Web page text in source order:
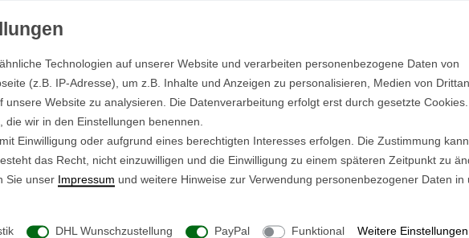
GT-X300 und GT-X400.
hast Du einen erhöten
viele Stöße und lässt den
lässtige Vibrationen.
Außendurchmesser mit Reifen: 29,3cm
Außendurchmesser Felge: 27,1cm
Durchmesser Achsaufnahme: 12mm
Technologien auf unserer Website und verarbeiten personenbezogene Daten von
(z.B. IP-Adresse), um z.B. Inhalte und Anzeigen zu personalisieren, Medien von
unsere Website zu analysieren. Die Datenverarbeitung erfolgt erst durch gesetzte
wir in den Einstellungen benennen.
Einwilligung oder aufgrund eines berechtigten Interesses erfolgen. Die Zustimmung
das Recht, nicht einzuwilligen und die Einwilligung zu einem späteren Zeitpunkt zu
Sie unser Impressum und weitere Hinweise zur Verwendung personenbezogener Daten in
DHL Wunschzustellung PayPal Funktional Weitere Einstellungen